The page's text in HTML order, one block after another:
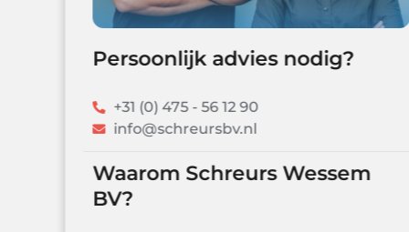
Persoonlijk advies nodig?
+31 (0) 475 - 56 12 90
info@schreursbv.nl
Waarom Schreurs Wessem
BV?